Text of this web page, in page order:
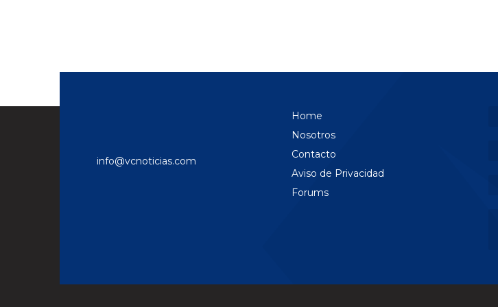
info@vcnoticias.com
Home
Nosotros
Contacto
Aviso de Privacidad
Forums